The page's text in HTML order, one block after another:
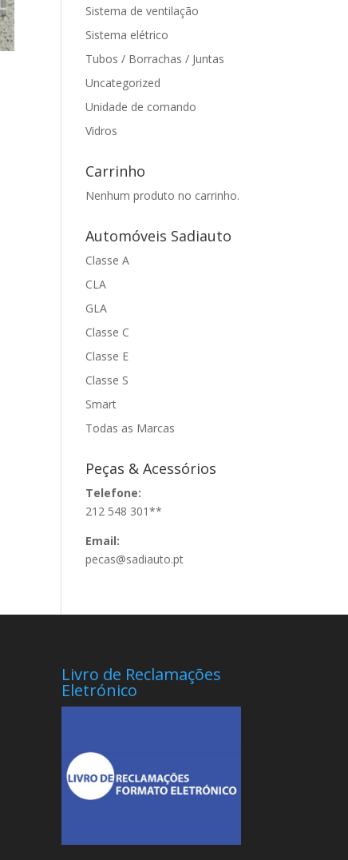
Sistema de ventilação
Sistema elétrico
Tubos / Borrachas / Juntas
Uncategorized
Unidade de comando
Vidros
Carrinho
Nenhum produto no carrinho.
Automóveis Sadiauto
Classe A
CLA
GLA
Classe C
Classe E
Classe S
Smart
Todas as Marcas
Peças & Acessórios
Telefone:
212 548 301**
Email:
pecas@sadiauto.pt
Livro de Reclamações
Eletrónico